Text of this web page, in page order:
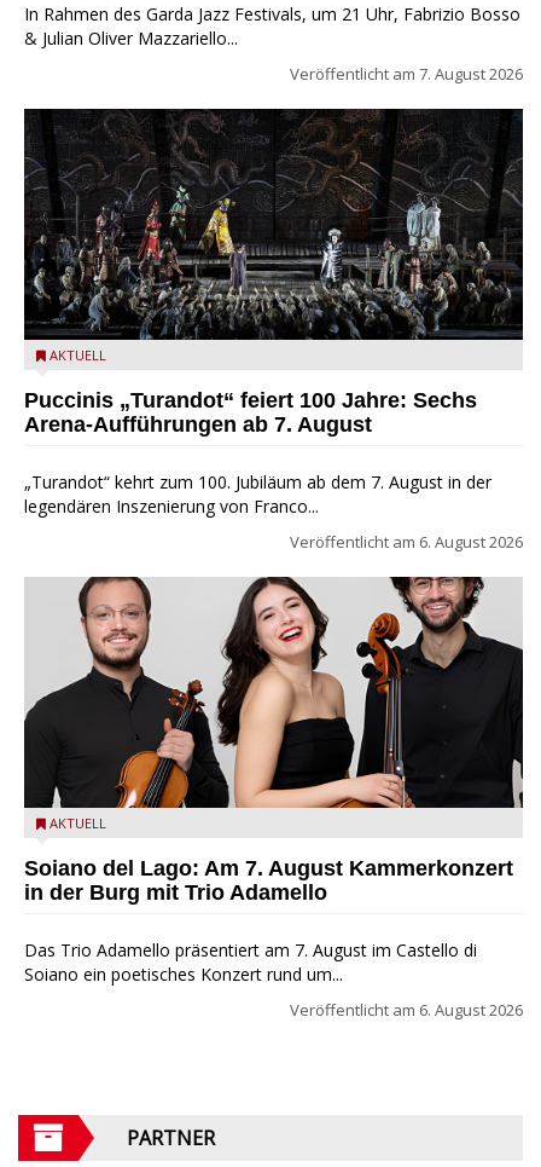
In Rahmen des Garda Jazz Festivals, um 21 Uhr, Fabrizio Bosso
& Julian Oliver Mazzariello...
Veröffentlicht am 7. August 2026
Turandot in der Arena von Verona - Ennevi für Fondazione
AKTUELL
Puccinis „Turandot“ feiert 100 Jahre: Sechs
Arena-Aufführungen ab 7. August
„Turandot“ kehrt zum 100. Jubiläum ab dem 7. August in der
legendären Inszenierung von Franco...
Veröffentlicht am 6. August 2026
Trio Adamello
AKTUELL
Soiano del Lago: Am 7. August Kammerkonzert
in der Burg mit Trio Adamello
Das Trio Adamello präsentiert am 7. August im Castello di
Soiano ein poetisches Konzert rund um...
Veröffentlicht am 6. August 2026
PARTNER